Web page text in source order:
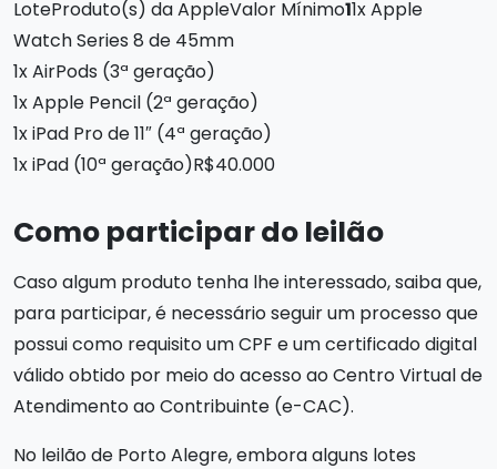
LoteProduto(s) da AppleValor Mínimo11x Apple
Watch Series 8 de 45mm
1x AirPods (3ª geração)
1x Apple Pencil (2ª geração)
1x iPad Pro de 11″ (4ª geração)
1x iPad (10ª geração)R$40.000
Como participar do leilão
Caso algum produto tenha lhe interessado, saiba que,
para participar, é necessário seguir um processo que
possui como requisito um CPF e um certificado digital
válido obtido por meio do acesso ao Centro Virtual de
Atendimento ao Contribuinte (e-CAC).
No leilão de Porto Alegre, embora alguns lotes